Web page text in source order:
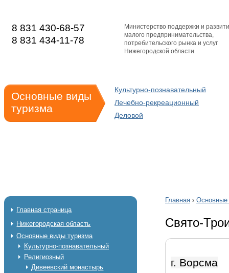
8 831 430-68-57
8 831 434-11-78
Министерство поддержки и
малого предпринимательства,
потребительского рынка и услуг
Нижегородской области
Основные виды
туризма
Культурно-познавательный
Лечебно-рекреационный
Деловой
Главная страница
Нижегородская область
Основные виды туризма
Культурно-познавательный
Религиозный
Дивеевский монастырь
Главная › Основные
Свято-
г. Ворсма